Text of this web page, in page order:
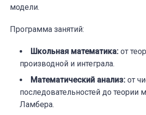
модели.
Программа занятий:
Школьная математика: от
производной и интеграла.
Математический анализ: от
последовательностей до теории
Ламбера.